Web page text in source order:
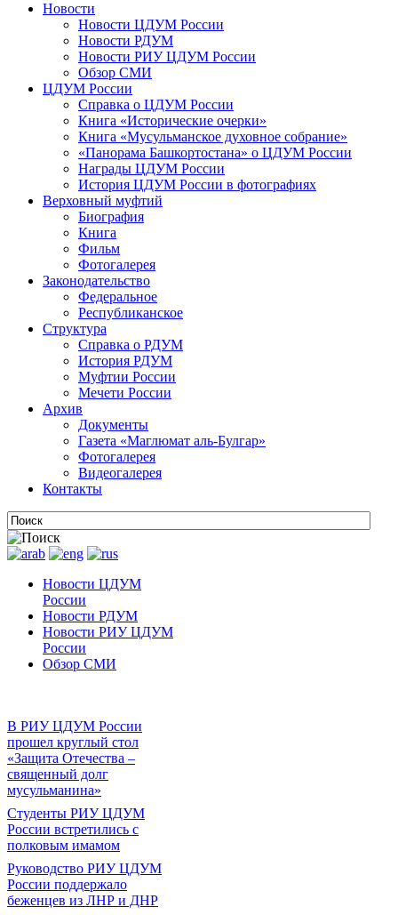
Новости
Новости ЦДУМ России
Новости РДУМ
Новости РИУ ЦДУМ России
Обзор СМИ
ЦДУМ России
Справка о ЦДУМ России
Книга «Исторические очерки»
Книга «Мусульманское духовное собрание»
«Панорама Башкортостана» о ЦДУМ России
Награды ЦДУМ России
История ЦДУМ России в фотографиях
Верховный муфтий
Биография
Книга
Фильм
Фотогалерея
Законодательство
Федеральное
Республиканское
Структура
Справка о РДУМ
История РДУМ
Муфтии России
Мечети России
Архив
Документы
Газета «Маглюмат аль-Булгар»
Фотогалерея
Видеогалерея
Контакты
Новости ЦДУМ
России
Новости РДУМ
Новости РИУ ЦДУМ
России
Обзор СМИ
В РИУ ЦДУМ России
прошел круглый стол
«Защита Отечества –
священный долг
мусульманина»
Студенты РИУ ЦДУМ
России встретились с
полковым имамом
Руководство РИУ ЦДУМ
России поддержало
беженцев из ЛНР и ДНР